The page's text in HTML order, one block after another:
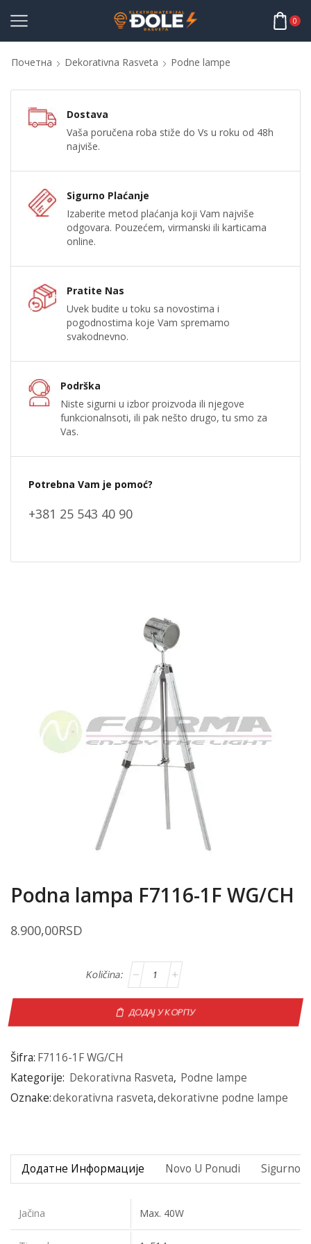
0
Почетна Dekorativna Rasveta Podne lampe
Dostava
Vaša poručena roba stiže do Vs u roku od 48h
najviše.
Sigurno Plaćanje
Izaberite metod plaćanja koji Vam najviše
odgovara. Pouzećem, virmanski ili karticama
online.
Pratite Nas
Uvek budite u toku sa novostima i
pogodnostima koje Vam spremamo
svakodnevno.
Podrška
Niste sigurni u izbor proizvoda ili njegove
funkcionalnsoti, ili pak nešto drugo, tu smo za
Vas.
Potrebna Vam je pomoć?
+381 25 543 40 90
Podna lampa F7116-1F WG/CH
8.900,00RSD
ДОДАЈ У КОРПУ
Šifra: F7116-1F WG/CH
Kategorije: Dekorativna Rasveta, Podne lampe
Oznake:dekorativna rasveta,dekorativne podne lampe
Додатне Информације Novo U Ponudi Sigurno
Jačina Max. 40W